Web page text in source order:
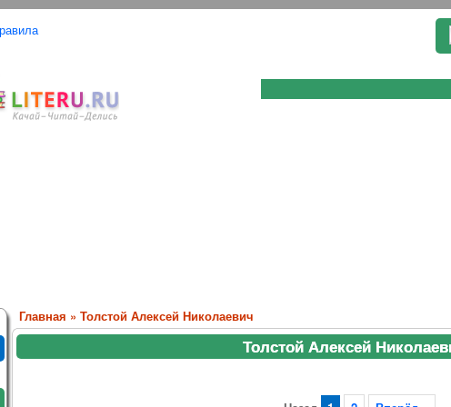
Главная » Толстой Алексей Николаевич
Толстой Алексей